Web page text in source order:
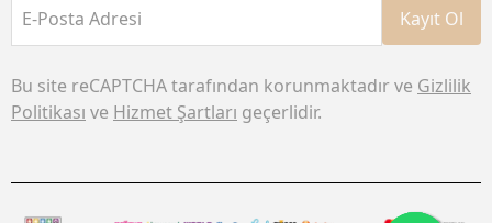
E-Posta Adresi Kayıt Ol
Bu site reCAPTCHA tarafından korunmaktadır ve Gizlilik
Politikası ve Hizmet Şartları geçerlidir.